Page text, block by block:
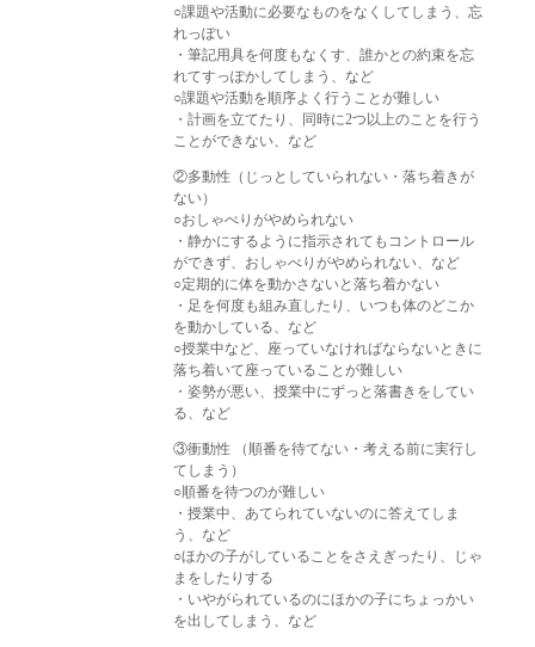
○課題や活動に必要なものをなくしてしまう、忘
れっぽい
・筆記用具を何度もなくす、誰かとの約束を忘
れてすっぽかしてしまう、など
○課題や活動を順序よく行うことが難しい
・計画を立てたり、同時に2つ以上のことを行う
ことができない、など
②多動性（じっとしていられない・落ち着きが
ない）
○おしゃべりがやめられない
・静かにするように指示されてもコントロール
ができず、おしゃべりがやめられない、など
○定期的に体を動かさないと落ち着かない
・足を何度も組み直したり、いつも体のどこか
を動かしている、など
○授業中など、座っていなければならないときに
落ち着いて座っていることが難しい
・姿勢が悪い、授業中にずっと落書きをしてい
る、など
③衝動性 （順番を待てない・考える前に実行し
てしまう）
○順番を待つのが難しい
・授業中、あてられていないのに答えてしま
う、など
○ほかの子がしていることをさえぎったり、じゃ
まをしたりする
・いやがられているのにほかの子にちょっかい
を出してしまう、など